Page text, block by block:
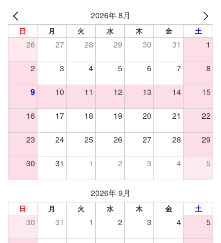
2026年 8月
日 月 火 水 木 金 土
26 27 28 29 30 31 1
2 3 4 5 6 7 8
9 10 11 12 13 14 15
16 17 18 19 20 21 22
23 24 25 26 27 28 29
30 31 1 2 3 4 5
2026年 9月
日 月 火 水 木 金 土
30 31 1 2 3 4 5